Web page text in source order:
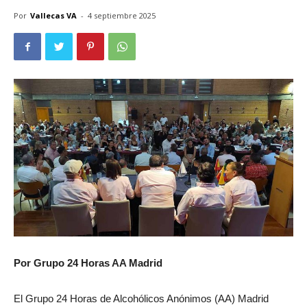
Por Vallecas VA - 4 septiembre 2025
Por Grupo 24 Horas AA Madrid
El Grupo 24 Horas de Alcohólicos Anónimos (AA) Madrid